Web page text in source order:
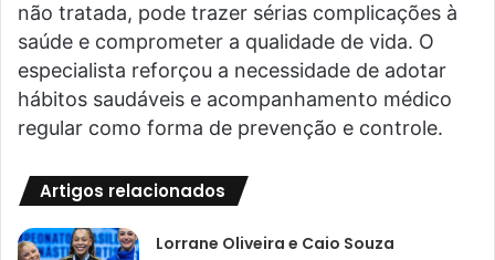
não tratada, pode trazer sérias complicações à
saúde e comprometer a qualidade de vida. O
especialista reforçou a necessidade de adotar
hábitos saudáveis e acompanhamento médico
regular como forma de prevenção e controle.
Artigos relacionados
Lorrane Oliveira e Caio Souza